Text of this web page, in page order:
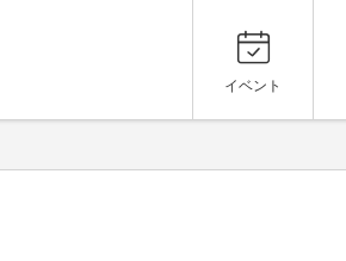
イベント